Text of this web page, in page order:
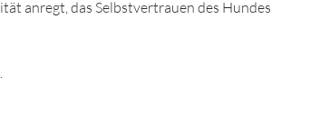
anregt, das Selbstvertrauen des Hundes